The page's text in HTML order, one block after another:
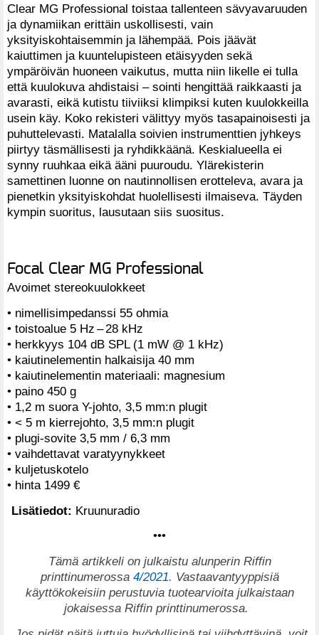
Clear MG Professional toistaa tallenteen sävyavaruuden
ja dynamiikan erittäin uskollisesti, vain
yksityiskohtaisemmin ja lähempää. Pois jäävät
kaiuttimen ja kuuntelupisteen etäisyyden sekä
ympäröivän huoneen vaikutus, mutta niin likelle ei tulla
että kuulokuva ahdistaisi – sointi hengittää raikkaasti ja
avarasti, eikä kutistu tiiviiksi klimpiksi kuten kuulokkeilla
usein käy. Koko rekisteri välittyy myös tasapainoisesti ja
puhuttelevasti. Matalalla soivien instrumenttien jyhkeys
piirtyy täsmällisesti ja ryhdikkäänä. Keskialueella ei
synny ruuhkaa eikä ääni puuroudu. Ylärekisterin
samettinen luonne on nautinnollisen erotteleva, avara ja
pienetkin yksityiskohdat huolellisesti ilmaiseva. Täyden
kympin suoritus, lausutaan siis suositus.
Focal Clear MG Professional
Avoimet stereokuulokkeet
• nimellisimpedanssi 55 ohmia
• toistoalue 5 Hz – 28 kHz
• herkkyys 104 dB SPL (1 mW @ 1 kHz)
• kaiutinelementin halkaisija 40 mm
• kaiutinelementin materiaali: magnesium
• paino 450 g
• 1,2 m suora Y-johto, 3,5 mm:n plugit
• < 5 m kierrejohto, 3,5 mm:n plugit
• plugi-sovite 3,5 mm / 6,3 mm
• vaihdettavat varatyynykkeet
• kuljetuskotelo
• hinta 1499 €
Lisätiedot: Kruunuradio
•••
Tämä artikkeli on julkaistu alunperin Riffin
printtinumerossa 4/2021. Vastaavantyyppisiä
käyttökokeisiin perustuvia tuotearvioita julkaistaan
jokaisessa Riffin printtinumerossa.